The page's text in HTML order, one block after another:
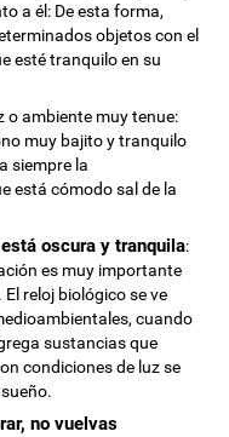
a él: De esta forma,
objetos con el
esté tranquilo en su
o ambiente muy tenue:
muy bajito y tranquilo
siempre la
está cómodo sal de la
oscura y tranquila:
es muy importante
reloj biológico se ve
cuando
sustancias que
condiciones de luz se
no vuelvas